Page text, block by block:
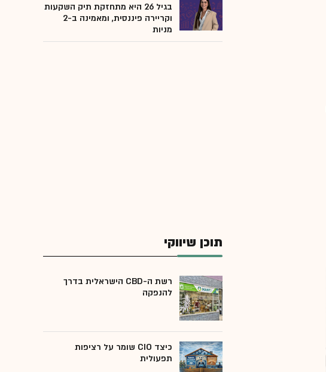
בגיל 26 היא מתחזקת תיק השקעות
וקריירה פיננסית, ומאמינה ב-2
מניות
תוכן שיווקי
רשת ה-CBD הישראלית בדרך
להנפקה
כיצד CIO שומר על רציפות
תפעולית